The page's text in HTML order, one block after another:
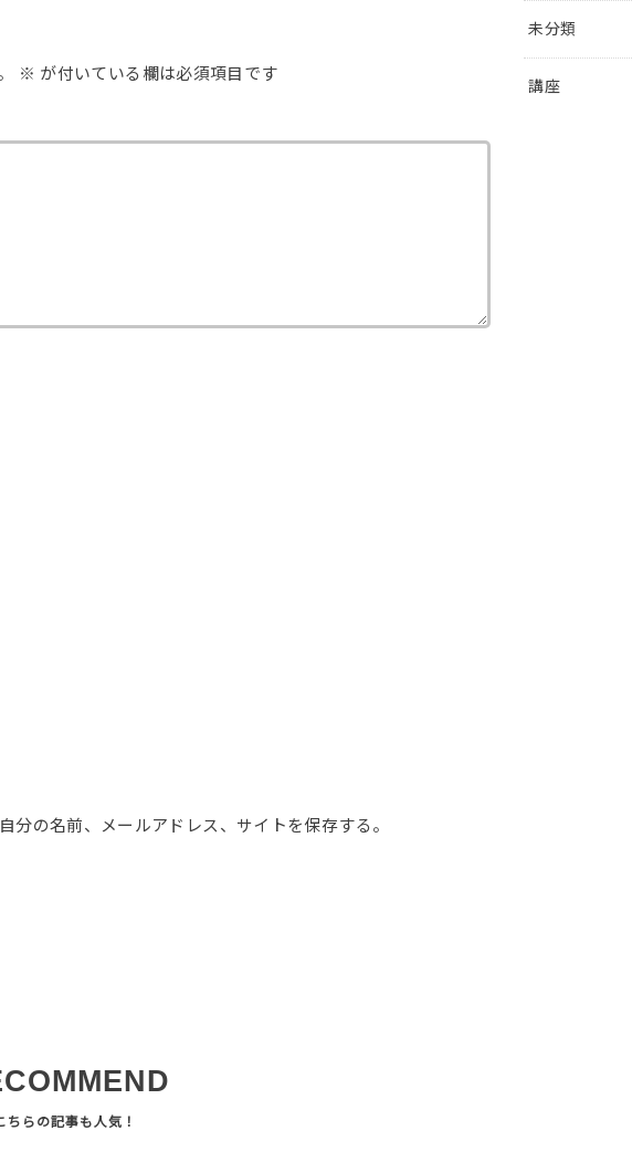
※ が付いている欄は必須項目です
分の名前、メールアドレス、サイトを保存する。
未分類
講座